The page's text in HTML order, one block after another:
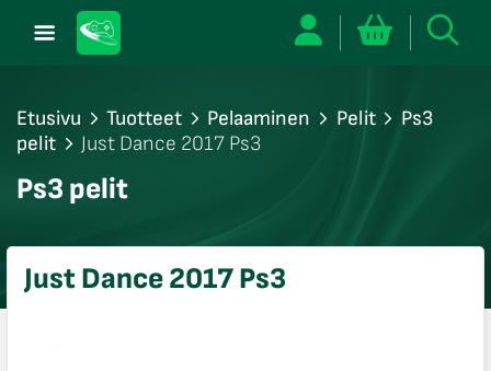
Etusivu Tuotteet Pelaaminen Pelit
Ps3
pelit
Just Dance 2017 Ps3
Ps3 pelit
Just Dance 2017 Ps3
sulje
sulje